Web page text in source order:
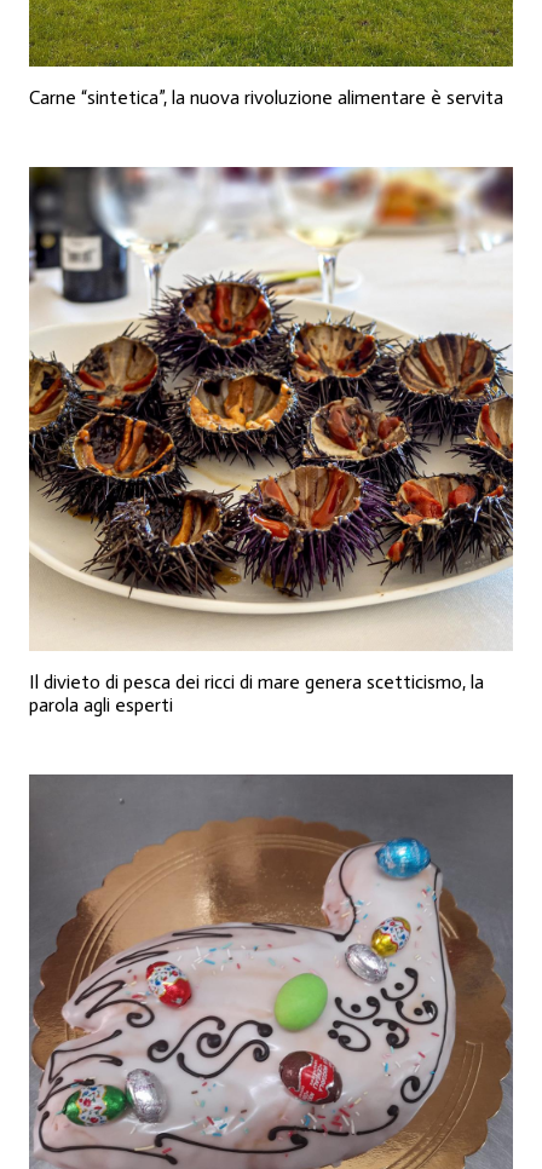
Carne “sintetica”, la nuova rivoluzione alimentare è servita
Il divieto di pesca dei ricci di mare genera scetticismo, la
parola agli esperti